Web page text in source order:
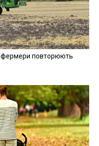
фермери повторюють